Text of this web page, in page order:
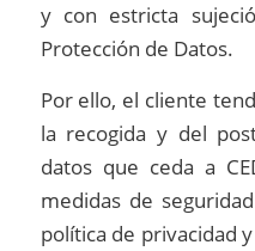
y con estricta
Protección de Datos.
Por ello, el cliente
la recogida y del
datos que ceda a
medidas de
política de privacidad